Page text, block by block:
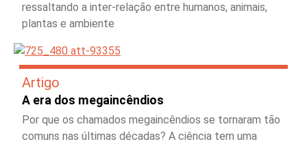
ressaltando a inter-relação entre humanos, animais,
plantas e ambiente
Artigo
A era dos megaincêndios
Por que os chamados megaincêndios se tornaram tão
comuns nas últimas décadas? A ciência tem uma